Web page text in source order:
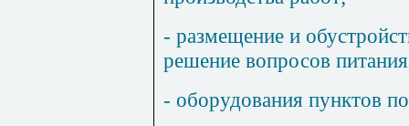
- размещение и
решение вопросов
- оборудования пунктов